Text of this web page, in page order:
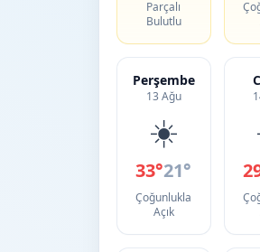
Parçalı
Bulutlu
Perşembe
13 Ağu
☀️
33°21°
Çoğunlukla
Açık